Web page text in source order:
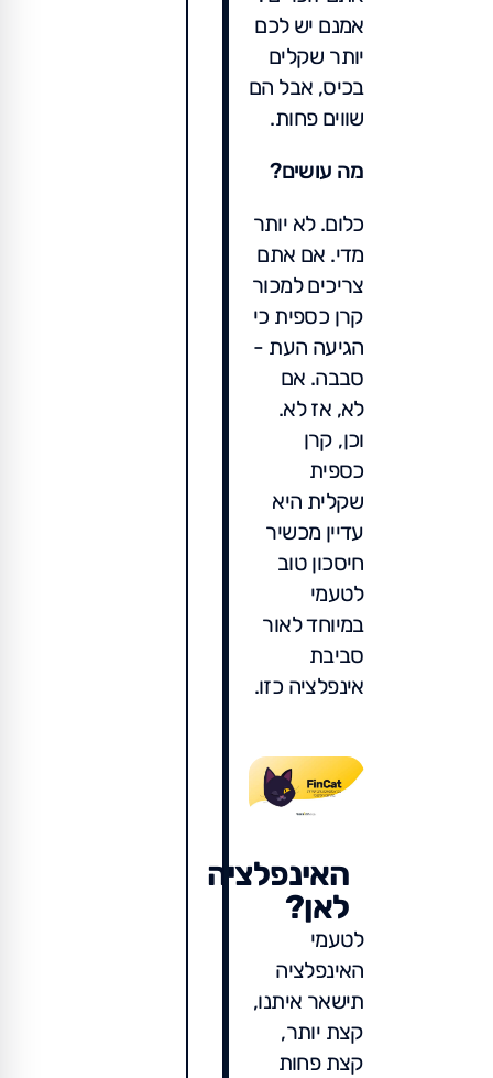
אמנם יש לכם
יותר שקלים
בכיס, אבל הם
שווים פחות.
מה עושים?
כלום. לא יותר
מדי. אם אתם
צריכים למכור
קרן כספית כי
הגיעה העת -
סבבה. אם
לא, אז לא.
וכן, קרן
כספית
שקלית היא
עדיין מכשיר
חיסכון טוב
לטעמי
במיוחד לאור
סביבת
אינפלציה כזו.
האינפלציה
לאן?
לטעמי
האינפלציה
תישאר איתנו,
קצת יותר,
קצת פחות